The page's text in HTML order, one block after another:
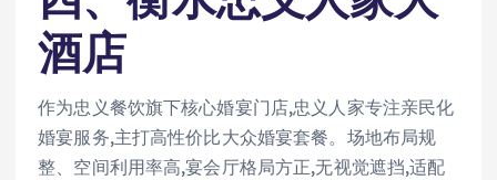
酒店
作为忠义餐饮旗下核心婚宴门店,忠义人家专注亲民化
婚宴服务,主打高性价比大众婚宴套餐。场地布局规
整、空间利用率高,宴会厅格局方正,无视觉遮挡,适配